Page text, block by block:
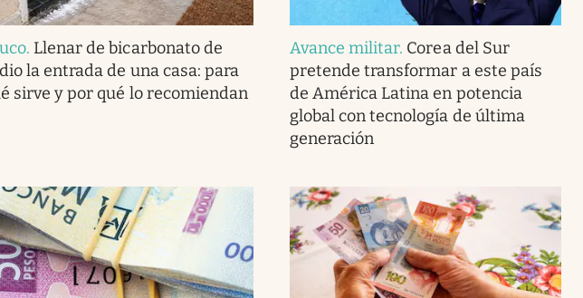
. Llenar de bicarbonato de
la entrada de una casa: para
sirve y por qué lo recomiendan
Avance militar. Corea del Sur
pretende transformar a este país
de América Latina en potencia
global con tecnología de última
generación